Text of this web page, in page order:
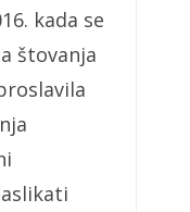
kada se
štovanja